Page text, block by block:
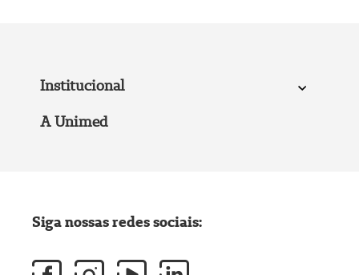
Institucional
A Unimed
Siga nossas redes sociais: